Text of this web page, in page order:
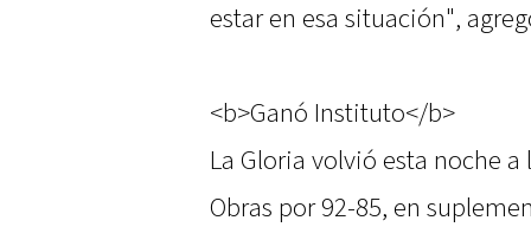
estar en esa situación",
<b>Ganó Instituto</b>
La Gloria volvió esta noche
Obras por 92-85, en